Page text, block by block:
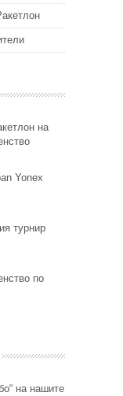
на
Yonex
турнир
по
на нашите